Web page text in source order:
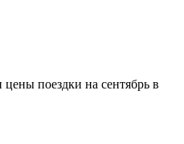
поездки на сентябрь в